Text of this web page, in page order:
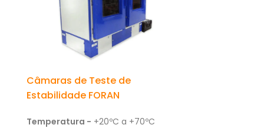
Câmaras de Teste de
Estabilidade FORAN
Temperatura - +20ºC a +70ºC